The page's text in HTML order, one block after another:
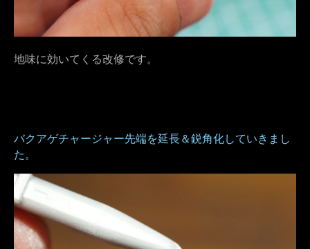
地味に効いてくる改修です。
バクアゲチャージャー先端を延長＆鋭角化していきまし
た。